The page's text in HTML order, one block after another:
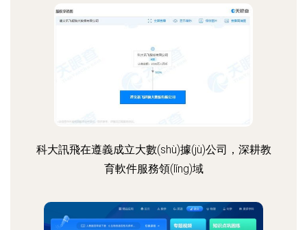
科大訊飛在遵義成立大數(shù)據(jù)公司，深耕教
育軟件服務領(lǐng)域